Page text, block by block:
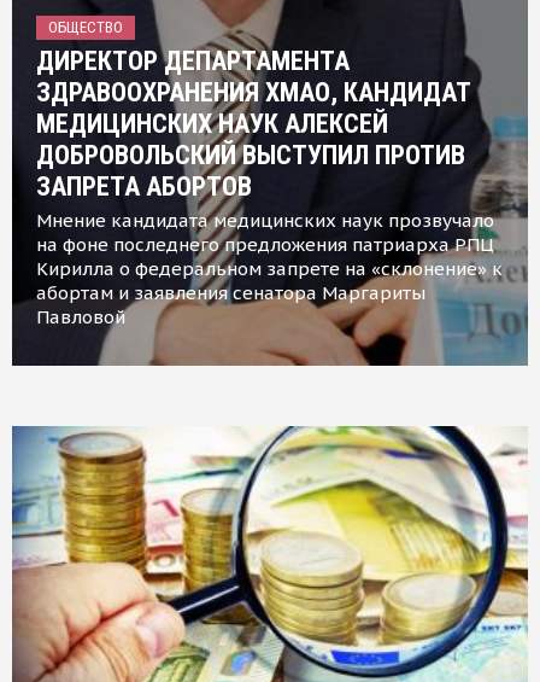
ОБЩЕСТВО
ДИРЕКТОР ДЕПАРТАМЕНТА
ЗДРАВООХРАНЕНИЯ ХМАО, КАНДИДАТ
МЕДИЦИНСКИХ НАУК АЛЕКСЕЙ
ДОБРОВОЛЬСКИЙ ВЫСТУПИЛ ПРОТИВ
ЗАПРЕТА АБОРТОВ
Мнение кандидата медицинских наук прозвучало
на фоне последнего предложения патриарха РПЦ
Кирилла о федеральном запрете на «склонение» к
абортам и заявления сенатора Маргариты
Павловой